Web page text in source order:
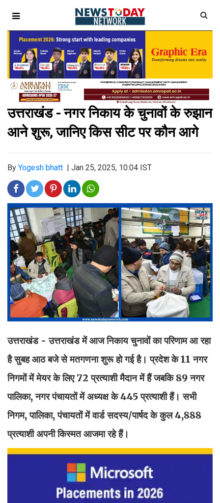
उत्तराखंड- नगर निकाय के चुनावों के रुझान
आने शुरू, जानिए किस सीट पर कौन आगे
By Yogesh bhatt Jan 25, 2025, 10:04 IST
उत्तराखंड - उत्तराखंड में आज निकाय चुनावों का परिणाम आ रहा
है सुबह आठ बजे से मतगणना शुरू हो गई है। प्रदेश के 11 नगर
निगमों में मेयर के लिए 72 प्रत्याशी मैदान में हैं जबकि 89 नगर
पालिका, नगर पंचायतों में अध्यक्ष के 445 प्रत्याशी हैं। सभी
निगम, पालिका, पंचायतों में वार्ड सदस्य/पार्षद के कुल 4,888
प्रत्याशी अपनी किस्मत आजमा रहे हैं।